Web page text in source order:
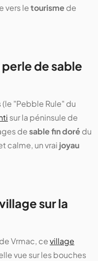
vers letourismede
de sable
(le "Pebble Rule" du
sur la péninsule de
desable fin dorédu
calme, un vrai joyau
sur la
de Vrmac, cevillage
vue sur les bouches